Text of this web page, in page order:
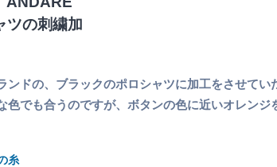
ツの刺繍加
ンドの、ブラックのポロシャツに加工をさせてい
色でも合うのですが、ボタンの色に近いオレンジ
糸